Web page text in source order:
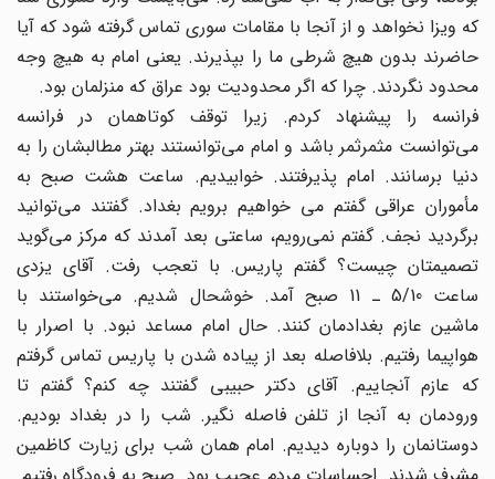
که ویزا نخواهد و از آنجا با مقامات سوری تماس گرفته شود که آیا
حاضرند بدون هیچ شرطی ما را بپذیرند. یعنی امام به هیچ وجه
محدود نگردند. چرا که اگر محدودیت بود عراق که منزلمان بود.
فرانسه را پیشنهاد کردم. زیرا توقف کوتاهمان در فرانسه
می‌توانست مثمرثمر باشد و امام می‌توانستند بهتر مطالبشان را به
دنیا برسانند. امام پذیرفتند. خوابیدیم. ساعت هشت صبح به
مأموران عراقی گفتم می‌ خواهیم برویم بغداد. گفتند می‌توانید
برگردید نجف. گفتم نمی‌ر‌ویم،‌ ساعتی بعد آمدند که مرکز می‌گوید
تصمیمتان چیست؟ گفتم پاریس. با تعجب رفت. آقای یزدی
ساعت 5/10 ـ 11 صبح آمد. خوشحال شدیم. می‌خواستند با
ماشین عازم بغدادمان کنند. حال امام مساعد نبود. با اصرار با
هواپیما رفتیم. بلافاصله بعد از پیاده شدن با پاریس تماس گرفتم
که عازم آنجاییم. ‌آقای دکتر حبیبی گفتند چه کنم؟ گفتم تا
ورودمان به آنجا از تلفن فاصله نگیر. شب را در بغداد بودیم.
دوستانمان را دوباره دیدیم. امام همان شب برای زیارت کاظمین